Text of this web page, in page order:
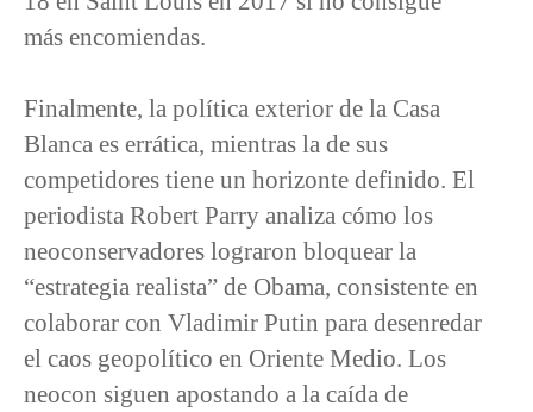
más encomiendas.
Finalmente, la política exterior de la Casa
Blanca es errática, mientras la de sus
competidores tiene un horizonte definido. El
periodista Robert Parry analiza cómo los
neoconservadores lograron bloquear la
“estrategia realista” de Obama, consistente en
colaborar con Vladimir Putin para desenredar
el caos geopolítico en Oriente Medio. Los
neocon siguen apostando a la caída de